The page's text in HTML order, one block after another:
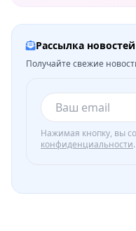
Рассылка новостей
Получайте свежие
Нажимая кнопку, вы
конфиденциальности.